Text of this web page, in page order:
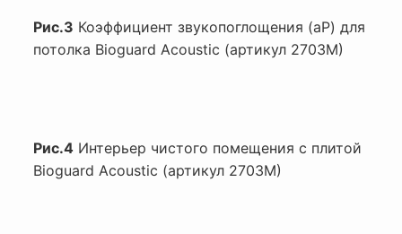
Рис.3 Коэффициент звукопоглощения (aP) для
потолка Bioguard Acoustic (артикул 2703M)
Рис.4 Интерьер чистого помещения с плитой
Bioguard Acoustic (артикул 2703M)